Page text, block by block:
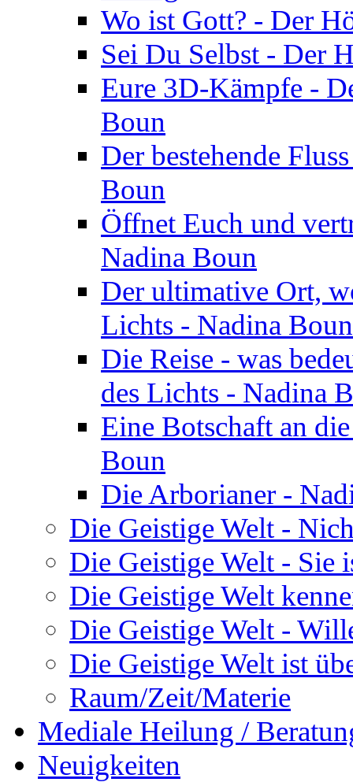
Wo ist Gott? - Der
Sei Du Selbst - Der
Eure 3D-Kämpfe -
Boun
Der bestehende
Boun
Öffnet Euch und
Nadina Boun
Der ultimative Ort,
Lichts - Nadina Boun
Die Reise - was
des Lichts - Nadina
Eine Botschaft an
Boun
Die Arborianer -
Die Geistige Welt -
Die Geistige Welt - Sie
Die Geistige Welt
Die Geistige Welt -
Die Geistige Welt ist
Raum/Zeit/Materie
Mediale Heilung /
Neuigkeiten